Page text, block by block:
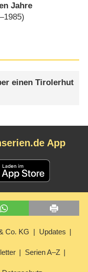
Jahre
einen Tirolerhut
App
Co. KG Updates
Serien A–Z